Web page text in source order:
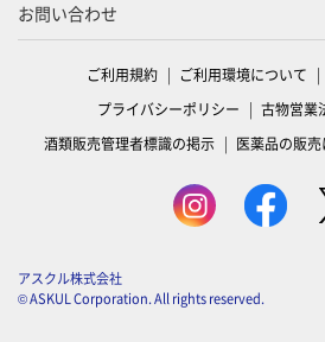
お問い合わせ
ご利用規約 ご利用環境について
プライバシーポリシー
古物営業
酒類販売管理者標識の掲示
医薬品の販
アスクル株式会社
© ASKUL Corporation. All rights reserved.